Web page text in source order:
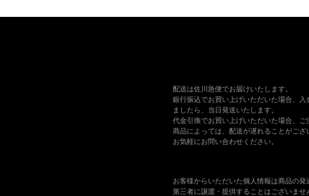
配送は佐川急便でお届けいたします。
銀行振込でお買い上げいただいた場合、
ましたら、当日発送いたします。
代金引換でお買い上げいただいた場合、ご
商品によっては、配送が遅れることがご
お気軽にお問い合わせください。
お客様からいただいた個人情報は商品の
第三者に譲渡・提供することはございませ